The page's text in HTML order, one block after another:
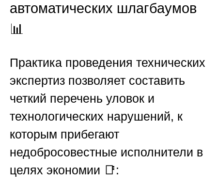
автоматических шлагбаумов
📊
Практика проведения технических
экспертиз позволяет составить
четкий перечень уловок и
технологических нарушений, к
которым прибегают
недобросовестные исполнители в
целях экономии 📑: